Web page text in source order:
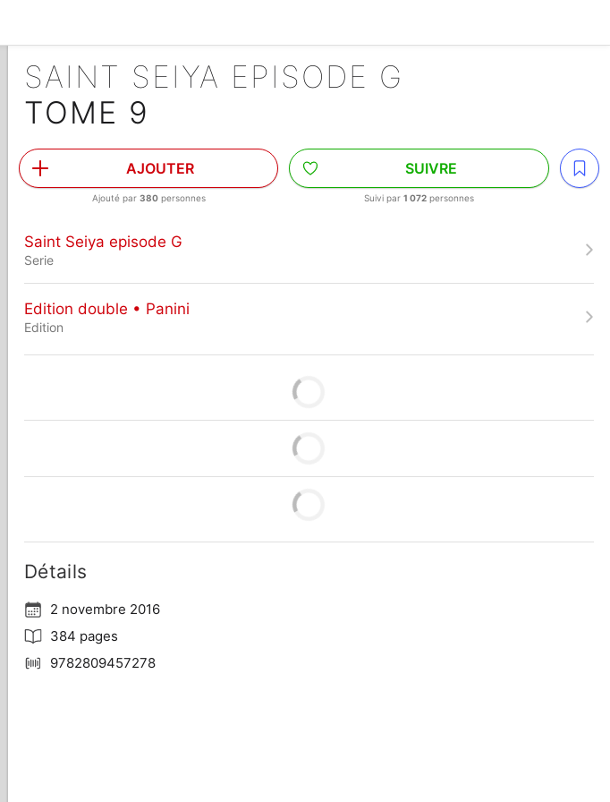
SAINT SEIYA EPISODE G
TOME 9
AJOUTER
Ajouté par 380personnes
SUIVRE
Suivi par1 072 personnes
Saint Seiya episode G
Serie
Edition double • Panini
Edition
Détails
2 novembre 2016
384 pages
9782809457278